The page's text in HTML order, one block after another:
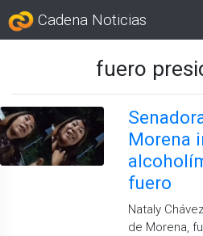
Cadena Noticias
fuero
Morena
fuero
Nataly
de Morena,